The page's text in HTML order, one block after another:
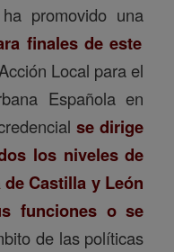
promovido una
finales de este
Local para el
Española en
se dirige
los niveles de
Castilla y León
funciones o se
de las políticas